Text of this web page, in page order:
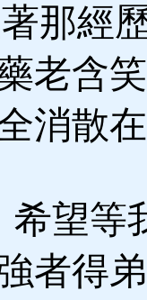
那經
老含
消散
望等
者得